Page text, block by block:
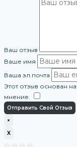
Ваш отзыв
Ваше имя
Ваша эл.почта
Этот отзыв основан
мнение.
Отправить Свой Отзыв
×
X